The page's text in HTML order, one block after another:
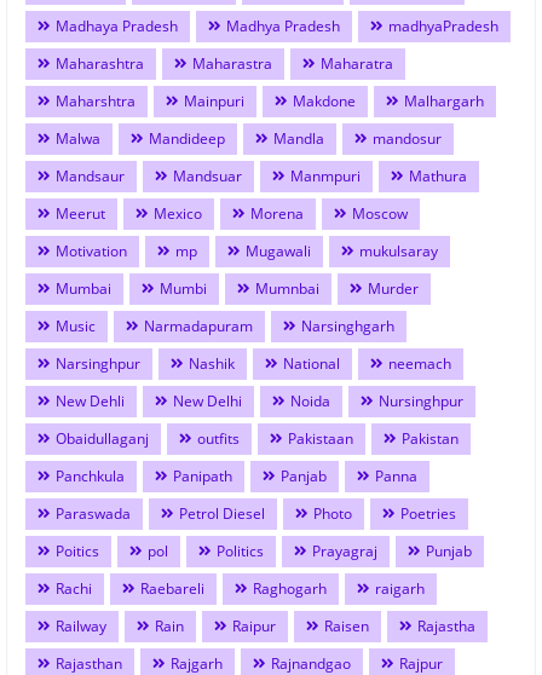
Madhaya Pradesh
Madhya Pradesh
madhyaPradesh
Maharashtra
Maharastra
Maharatra
Maharshtra
Mainpuri Makdone
Malhargarh
Malwa
Mandideep Mandla
mandosur
Mandsaur
Mandsuar Manmpuri
Mathura
Meerut
Mexico Morena
Moscow
Motivation
mp Mugawali
mukulsaray
Mumbai
Mumbi Mumnbai
Murder
Music
Narmadapuram
Narsinghgarh
Narsinghpur
Nashik National
neemach
New Dehli
New Delhi Noida
Nursinghpur
Obaidullaganj
outfits Pakistaan
Pakistan
Panchkula
Panipath Panjab
Panna
Paraswada
Petrol Diesel Photo
Poetries
Poitics
pol Politics Prayagraj
Punjab
Rachi
Raebareli Raghogarh
raigarh
Railway
Rain Raipur Raisen
Rajastha
Rajasthan
Rajgarh Rajnandgao
Rajpur